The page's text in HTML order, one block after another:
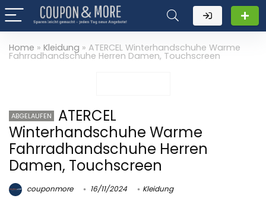
Home » Kleidung » ATERCEL Winterhandschuhe Warme
Fahrradhandschuhe Herren Damen, Touchscreen
ABGELAUFEN
ATERCEL
Winterhandschuhe Warme
Fahrradhandschuhe Herren
Damen, Touchscreen
couponmore 16/11/2024 Kleidung